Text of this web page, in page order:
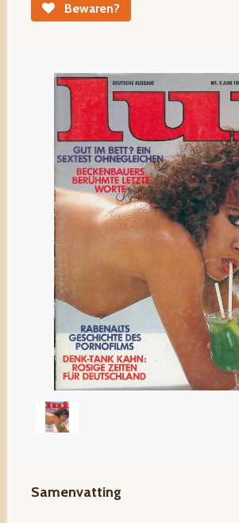
Bewaren?
Samenvatting